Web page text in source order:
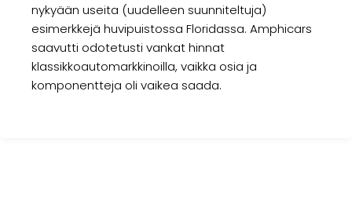
nykyään useita (uudelleen suunniteltuja)
esimerkkejä huvipuistossa Floridassa. Amphicars
saavutti odotetusti vankat hinnat
klassikkoautomarkkinoilla, vaikka osia ja
komponentteja oli vaikea saada.